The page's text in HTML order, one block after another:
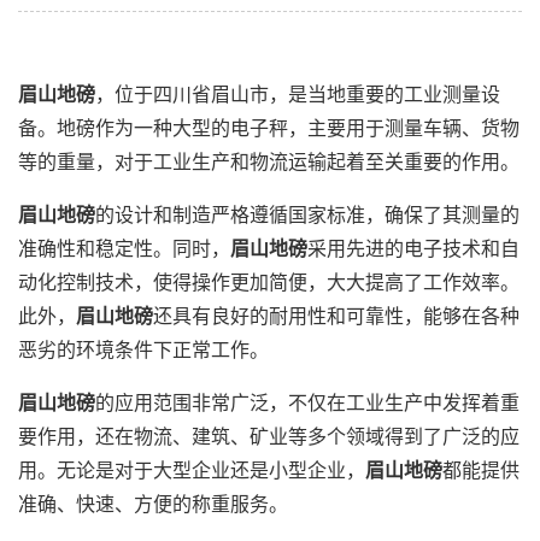
眉山地磅，位于四川省眉山市，是当地重要的工业测量设
备。地磅作为一种大型的电子秤，主要用于测量车辆、货物
等的重量，对于工业生产和物流运输起着至关重要的作用。
眉山地磅的设计和制造严格遵循国家标准，确保了其测量的
准确性和稳定性。同时， 眉山地磅采用先进的电子技术和自
动化控制技术，使得操作更加简便，大大提高了工作效率。
此外， 眉山地磅还具有良好的耐用性和可靠性，能够在各种
恶劣的环境条件下正常工作。
眉山地磅的应用范围非常广泛，不仅在工业生产中发挥着重
要作用，还在物流、建筑、矿业等多个领域得到了广泛的应
用。无论是对于大型企业还是小型企业， 眉山地磅都能提供
准确、快速、方便的称重服务。